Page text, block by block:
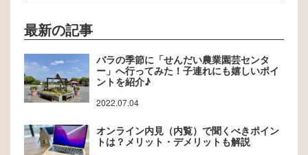
最新の記事
バラの季節に「せんだい農業園芸センタ
ー」へ行ってみた！子連れにも嬉しいポイ
ントを紹介♪
2022.07.04
オンライン内見（内覧）で聞くべきポイン
トは？メリット・デメリットも解説